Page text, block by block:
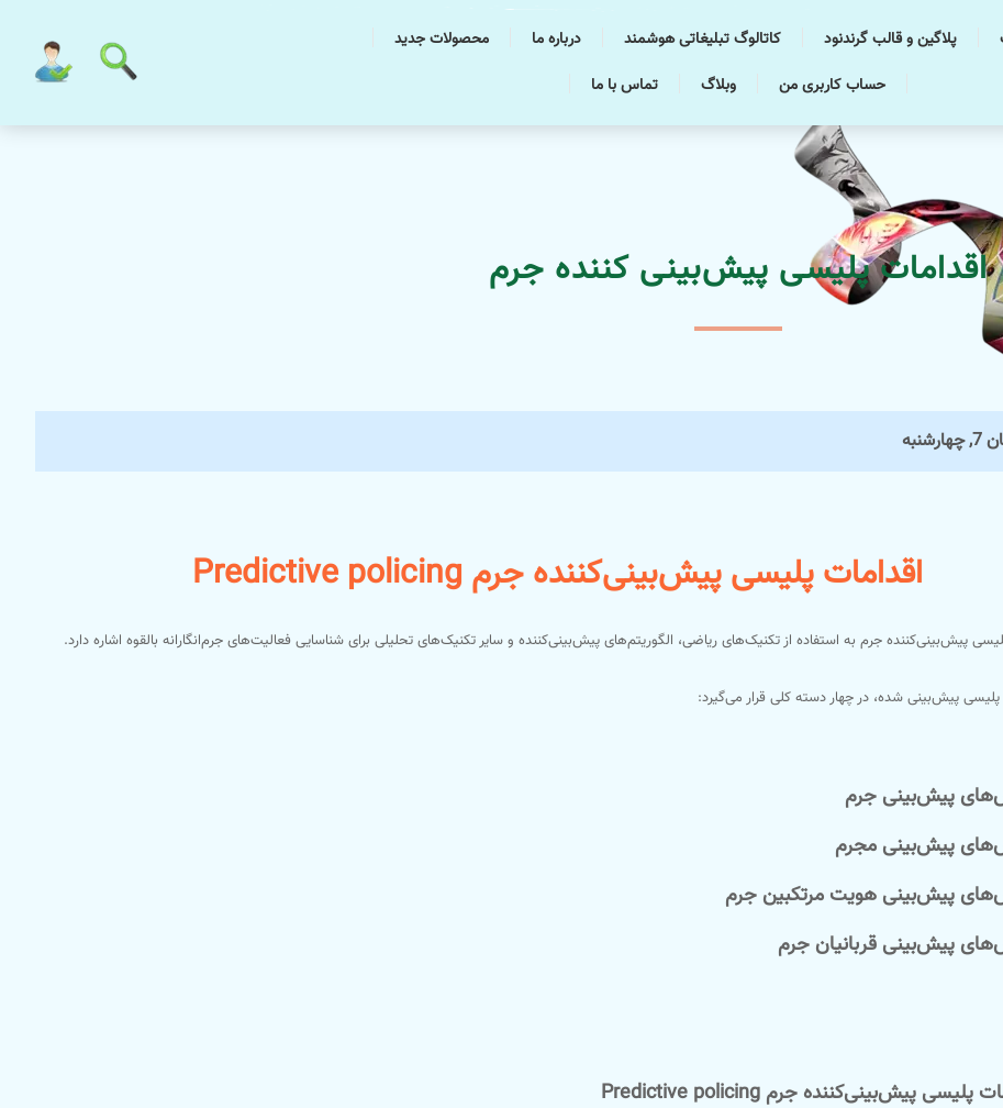
پلاگین و قالب گرندنود کاتالوگ تبلیغاتی هوشمند درباره ما
محصولات جدید
حساب کاربری من
وبلاگ تماس با ما
اقدامات پلیسی پیش‌بینی ‌کننده جرم
اقدامات پلیسی پیش‌بینی‌کننده جرم Predictive policing
پیش‌بینی‌کننده جرم به استفاده از تکنیک‌های ریاضی، الگوریتم‌های پیش‌بینی‌کننده و سایر تکنیک‌های تحلیلی برای شناسایی فعالیت‌های جرم‌انگارانه بالقوه اشاره دارد.
پیش‌بینی شده، در چهار دسته کلی قرار می‌گیرد: